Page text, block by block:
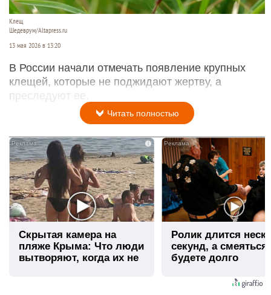
Клещ
Шедеврум/Altapress.ru
13 мая 2026 в 13:20
В России начали отмечать появление крупных
клещей, которые не поджидают жертву, а
преследуют ее.
Читать полностью
i
Скрытая камера на
пляже Крыма: Что люди
вытворяют, когда их не
Ролик длится
секунд, а
будете долго